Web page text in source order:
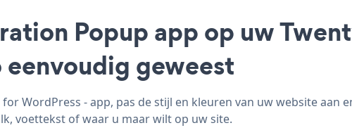
Popup app op uw
geweest
WordPress - app, pas de stijl en kleuren van uw website aan
voettekst of waar u maar wilt op uw site.